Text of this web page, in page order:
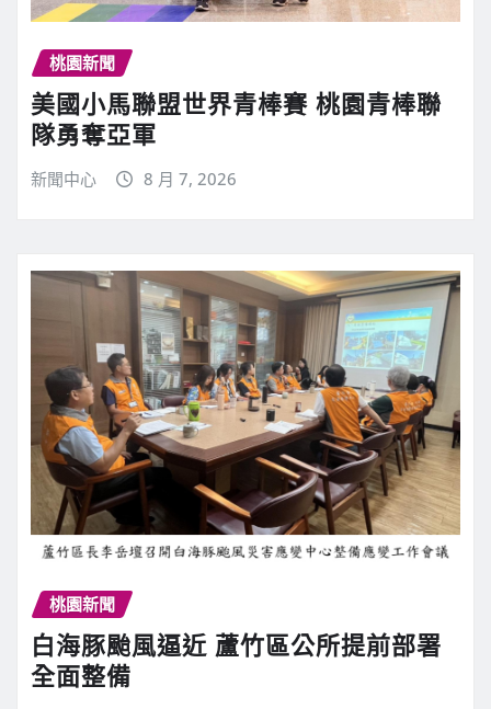
桃園新聞
美國小馬聯盟世界青棒賽 桃園青棒聯
隊勇奪亞軍
新聞中心 8 月 7, 2026
桃園新聞
白海豚颱風逼近 蘆竹區公所提前部署
全面整備